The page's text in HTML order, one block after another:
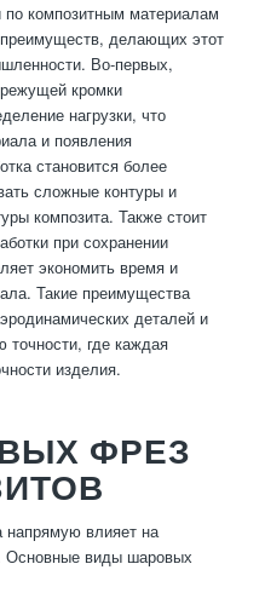
композитным материалам
делающих этот
Во-первых,
кромки
нагрузки, что
и появления
становится более
сложные контуры и
композита. Также стоит
при сохранении
экономить время и
Такие преимущества
деталей и
точности, где каждая
изделия.
ФРЕЗ
напрямую влияет на
Основные виды шаровых